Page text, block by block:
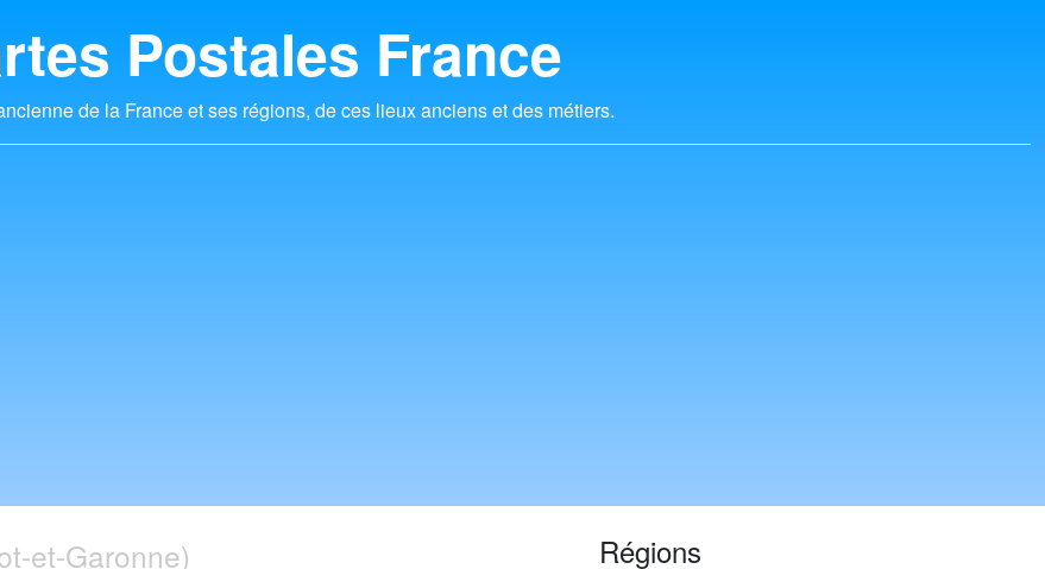
Postales France
de la France et ses régions, de ces lieux anciens et des métiers.
et-Garonne) Régions